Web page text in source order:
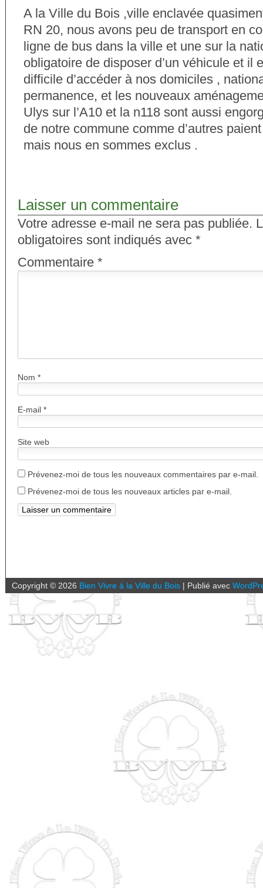
A la Ville du Bois ,ville enclavée
RN 20, nous avons peu de transport en
ligne de bus dans la ville et une sur la
obligatoire de disposer d’un véhicule et il
difficile d’accéder à nos domiciles ,
permanence, et les nouveaux
Ulys sur l’A10 et la n118 sont aussi
de notre commune comme d’autres
mais nous en sommes exclus .
Laisser un commentaire
Votre adresse e-mail ne sera pas publiée.
obligatoires sont indiqués avec *
Commentaire *
Nom *
E-mail *
Site web
Prévenez-moi de tous les nouveaux commentaires par e-mail.
Prévenez-moi de tous les nouveaux articles par e-mail.
Copyright © 2026 Bien Vivre à la Ville du Bois | Publié avec